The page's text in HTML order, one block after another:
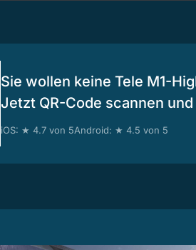
Sie wollen keine Tele M1-
Jetzt QR-Code scannen
iOS: ★ 4.7 von 5Android: ★ 4.5 von 5